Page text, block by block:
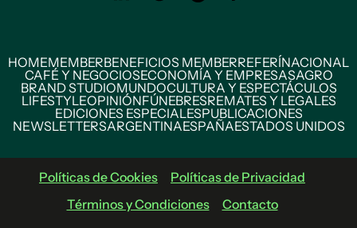
HOMEMEMBERBENEFICIOS MEMBERREFERÍNACIONAL
CAFÉ Y NEGOCIOSECONOMÍA Y EMPRESASAGRO
BRAND STUDIOMUNDOCULTURA Y ESPECTÁCULOS
LIFESTYLEOPINIÓNFÚNEBRESREMATES Y LEGALES
EDICIONES ESPECIALESPUBLICACIONES
NEWSLETTERSARGENTINAESPAÑAESTADOS UNIDOS
Políticas de Cookies
Políticas de Privacidad
Términos y Condiciones
Contacto